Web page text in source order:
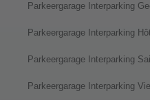
Parkeergarage Interparking
Parkeergarage Interparking
Parkeergarage Interparking
Parkeergarage Interparking